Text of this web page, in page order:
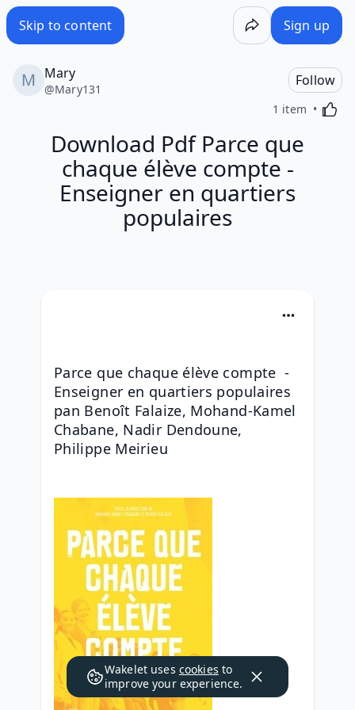
Skip to content Sign up
Mary
@Mary131
Follow
1 item
Download Pdf Parce que
chaque élève compte -
Enseigner en quartiers
populaires
Parce que chaque élève compte  -
Enseigner en quartiers populaires
pan Benoît Falaize, Mohand-Kamel
Chabane, Nadir Dendoune,
Philippe Meirieu
Wakelet uses cookies to
improve your experience.